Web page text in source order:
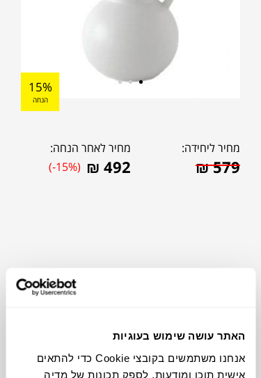
האתר עושה שימוש בעוגיות
אנחנו משתמשים בקובצי Cookie כדי להתאים
אישית תוכן ומודעות, לספק תכונות של מדיה
15%
הנחה
מחיר ליחידה:
₪579
מחיר לאחר הנחה:
₪ 492
(-15%)
תוכלו למצוא אותי ב: